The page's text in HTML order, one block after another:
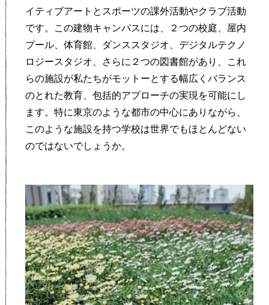
イティブアートとスポーツの課外活動やクラブ活動
です。この建物キャンパスには、２つの校庭、屋内
プール、体育館、ダンススタジオ、デジタルテクノ
ロジースタジオ、さらに２つの図書館があり、これ
らの施設が私たちがモットーとする幅広くバランス
のとれた教育、包括的アプローチの実現を可能にし
ます。特に東京のような都市の中心にありながら、
このような施設を持つ学校は世界でもほとんどない
のではないでしょうか。